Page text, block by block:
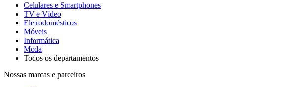
Celulares e Smartphones
TV e Vídeo
Eletrodomésticos
Móveis
Informática
Moda
Todos os departamentos
Nossas marcas e parceiros